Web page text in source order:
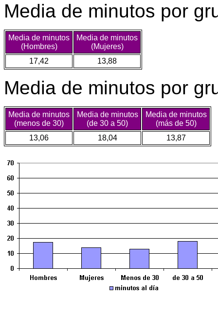
Media de minutos por
Media de minutos
(Hombres)
Media de minutos
(Mujeres)
17,42
13,88
Media de minutos por
Media de minutos
(menos de 30)
Media de minutos
(de 30 a 50)
Media de minutos
(más de 50)
13,06
18,04 13,87